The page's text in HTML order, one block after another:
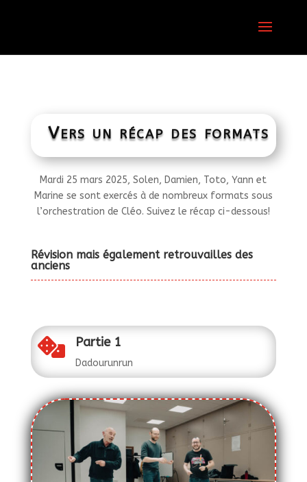
Vers un récap des formats
Mardi 25 mars 2025, Solen, Damien, Toto, Yann et
Marine se sont exercés à de nombreux formats sous
l’orchestration de Cléo. Suivez le récap ci-dessous!
Révision mais également retrouvailles des
anciens
 Partie 1
Dadourunrun